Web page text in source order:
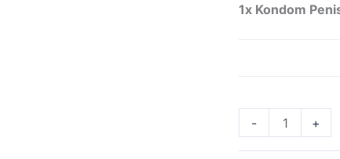
1x Kondom
- +